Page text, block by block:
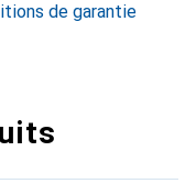
de garantie